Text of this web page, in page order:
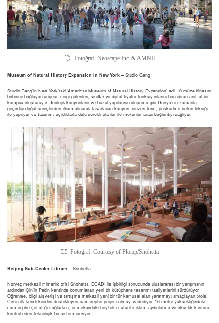
Fotoğraf: Neoscape Inc. & AMNH
Museum of Natural History Expansion in New York – Studio Gang
Studio Gang’in New York’taki ‘American Museum of Natural History Expansion’ adlı 10 müze binasını
birbirine bağlayan projesi, sergi galerileri, sınıflar ve dijital tiyatro fonksiyonlarını barındıran anıtsal bir
kampüs oluşturuyor. Jeolojik kanyonların ve buzul yapılarının oluşumu gibi Dünya’nın zamanla
geçirdiği doğal süreçlerden ilham alınarak tasarlanan kanyon benzeri form, püskürtme beton tekniği
ile yapılıyor ve tasarım, açıklıklarla dolu sürekli alanlar ile mekanlar arası bağlantıyı sağlıyor.
Fotoğraf: Courtesy of Plomp/Snohetta
Beijing Sub-Center Library – Snohetta
Norveç merkezli mimarlık ofisi Snøhetta, ECADI ile işbirliği sonucunda uluslararası bir yarışmanın
ardından Çin’in Pekin kentinde konumlanan yeni bir kütüphane tasarımı faaliyetlerini sürdürüyor.
Öğrenme, bilgi alışverişi ve tartışma merkezli yeni bir tür kamusal alan yaratmayı amaçlayan proje,
Çin’in ilk kendi kendini destekleyen cam cephe projesi olmayı vadediyor. 16 metre yüksekliğindeki
cam cephe şeffaflığı sağlarken, iç mekandaki heykelsi sütunlar iklim, aydınlatma ve akustik konforu
kontrol eden teknolojik bir sistem içeriyor.